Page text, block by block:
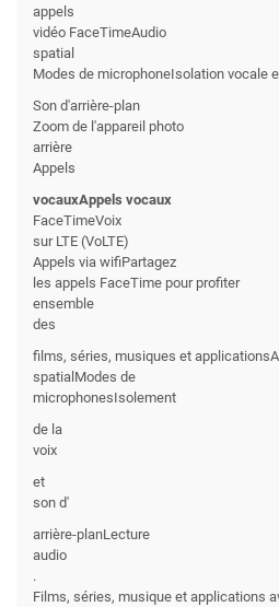
appels
vidéo FaceTimeAudio
spatial
Modes de microphoneIsolation vocale
Son d'arrière-plan
Zoom de l'appareil photo
arrière
Appels
vocauxAppels vocaux
FaceTimeVoix
sur LTE (VoLTE)
Appels via wifiPartagez
les appels FaceTime pour profiter
ensemble
des
films, séries, musiques et
spatialModes de
microphonesIsolement
de la
voix
et
son d'
arrière-planLecture
audio
.
Films, séries, musique et applications